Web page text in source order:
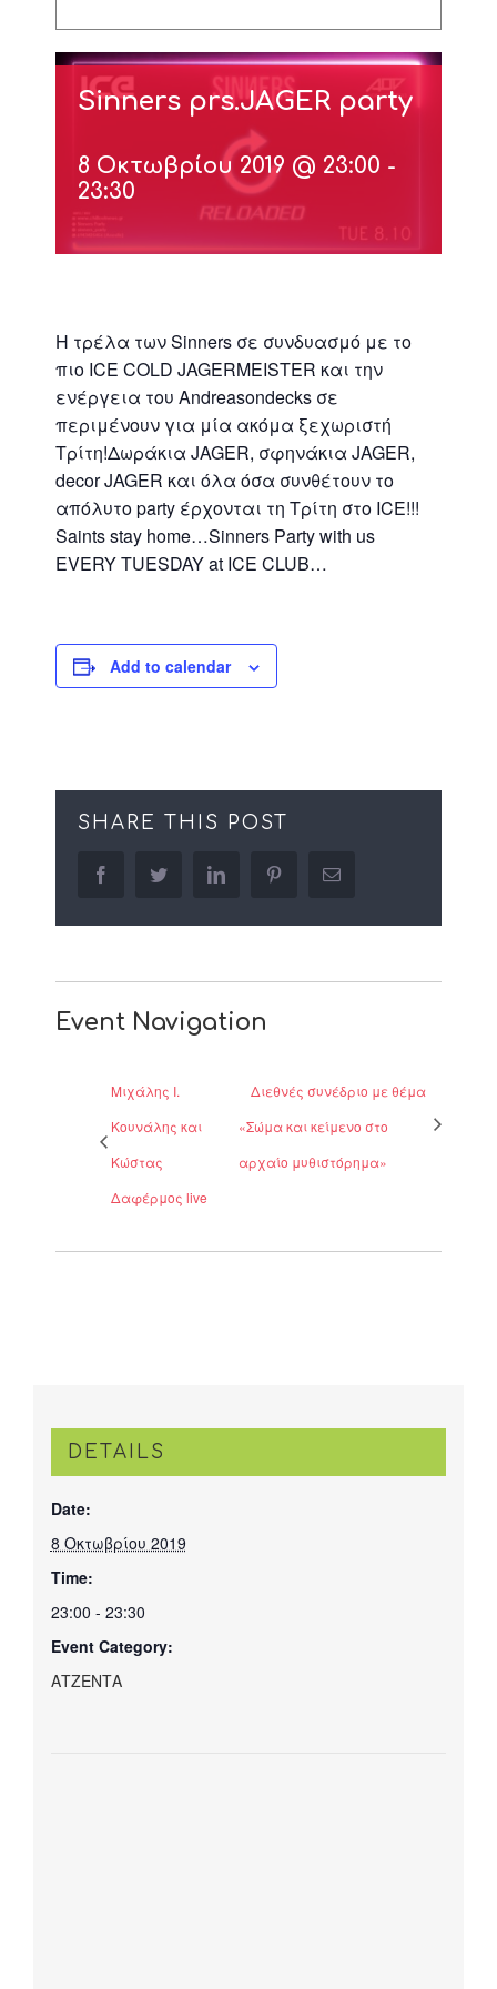
Sinners prs.JAGER party
8 Οκτωβρίου 2019 @ 23:00 -
23:30
H τρέλα των Sinners σε συνδυασμό με το
πιο ICE COLD JAGERMEISTER και την
ενέργεια του Andreasondecks σε
περιμένουν για μία ακόμα ξεχωριστή
Τρίτη!Δωράκια JAGER, σφηνάκια JAGER,
decor JAGER και όλα όσα συνθέτουν το
απόλυτο party έρχονται τη Τρίτη στο ICE!!!
Saints stay home…Sinners Party with us
EVERY TUESDAY at ICE CLUB…
Add to calendar
SHARE THIS POST
facebooktwitter linkedin pinterestEmail
Event Navigation
Μιχάλης Ι.
Κουνάλης και
Κώστας
Δαφέρμος live
Διεθνές συνέδριο με θέμα
«Σώμα και κείμενο στο
αρχαίο μυθιστόρημα»
DETAILS
Date:
8 Οκτωβρίου 2019
Time:
23:00 - 23:30
Event Category:
ΑΤΖΕΝΤΑ